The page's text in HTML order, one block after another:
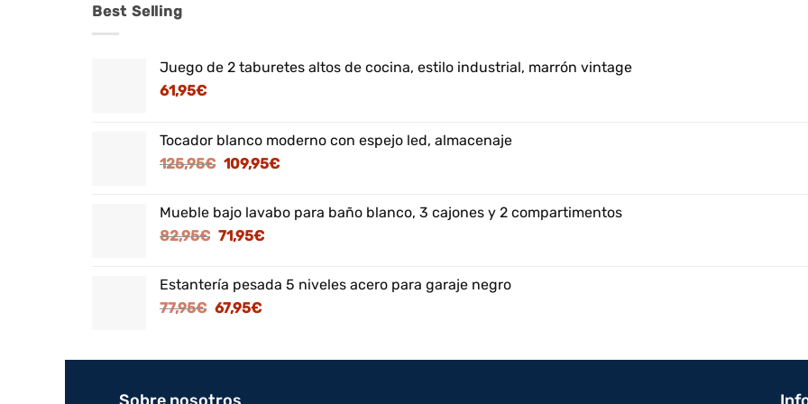
Best Selling
Juego de 2 taburetes altos de cocina, estilo industrial, marrón vintage
61,95€
Tocador blanco moderno con espejo led, almacenaje
125,95€ El
era:
125,95€.
109,95€El
es:
Mueble bajo lavabo para baño blanco, 3 cajones y 2 compartimentos
82,95€ El
era:
82,95€.
71,95€El
es:
Estantería pesada 5 niveles acero para garaje negro
77,95€ El
era:
67,95€El
es: